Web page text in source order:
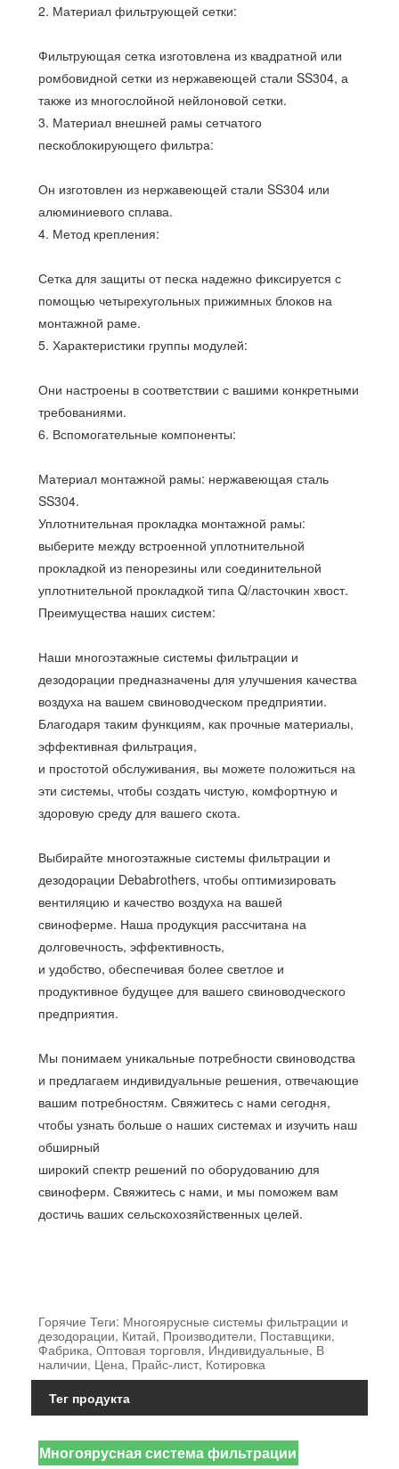
2. Материал фильтрующей сетки:
Фильтрующая сетка изготовлена ​​из квадратной или
ромбовидной сетки из нержавеющей стали SS304, а
также из многослойной нейлоновой сетки.
3. Материал внешней рамы сетчатого
пескоблокирующего фильтра:
Он изготовлен из нержавеющей стали SS304 или
алюминиевого сплава.
4. Метод крепления:
Сетка для защиты от песка надежно фиксируется с
помощью четырехугольных прижимных блоков на
монтажной раме.
5. Характеристики группы модулей:
Они настроены в соответствии с вашими конкретными
требованиями.
6. Вспомогательные компоненты:
Материал монтажной рамы: нержавеющая сталь
SS304.
Уплотнительная прокладка монтажной рамы:
выберите между встроенной уплотнительной
прокладкой из пенорезины или соединительной
уплотнительной прокладкой типа Q/ласточкин хвост.
Преимущества наших систем:
Наши многоэтажные системы фильтрации и
дезодорации предназначены для улучшения качества
воздуха на вашем свиноводческом предприятии.
Благодаря таким функциям, как прочные материалы,
эффективная фильтрация,
и простотой обслуживания, вы можете положиться на
эти системы, чтобы создать чистую, комфортную и
здоровую среду для вашего скота.
Выбирайте многоэтажные системы фильтрации и
дезодорации Debabrothers, чтобы оптимизировать
вентиляцию и качество воздуха на вашей
свиноферме. Наша продукция рассчитана на
долговечность, эффективность,
и удобство, обеспечивая более светлое и
продуктивное будущее для вашего свиноводческого
предприятия.
Мы понимаем уникальные потребности свиноводства
и предлагаем индивидуальные решения, отвечающие
вашим потребностям. Свяжитесь с нами сегодня,
чтобы узнать больше о наших системах и изучить наш
обширный
широкий спектр решений по оборудованию для
свиноферм. Свяжитесь с нами, и мы поможем вам
достичь ваших сельскохозяйственных целей.
Горячие Теги: Многоярусные системы фильтрации и
дезодорации, Китай, Производители, Поставщики,
Фабрика, Оптовая торговля, Индивидуальные, В
наличии, Цена, Прайс-лист, Котировка
Тег продукта
Многоярусная система фильтрации